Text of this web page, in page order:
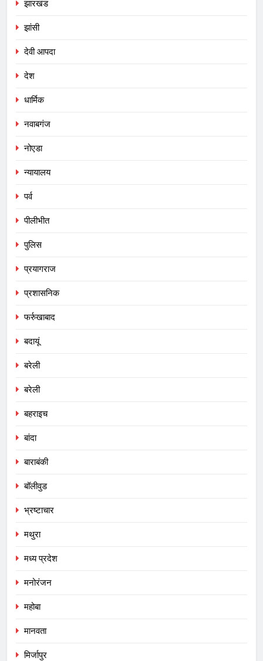
झारखंड
झांसी
देवी आपदा
देश
धार्मिक
नवाबगंज
नोएडा
न्यायालय
पर्व
पीलीभीत
पुलिस
प्रयागराज
प्रशासनिक
फर्रुखाबाद
बदायूं
बरेली
बरेली
बहराइच
बांदा
बाराबंकी
बॉलीवुड
भ्रष्टाचार
मथुरा
मध्य प्रदेश
मनोरंजन
महोबा
मानवता
मिर्जापुर